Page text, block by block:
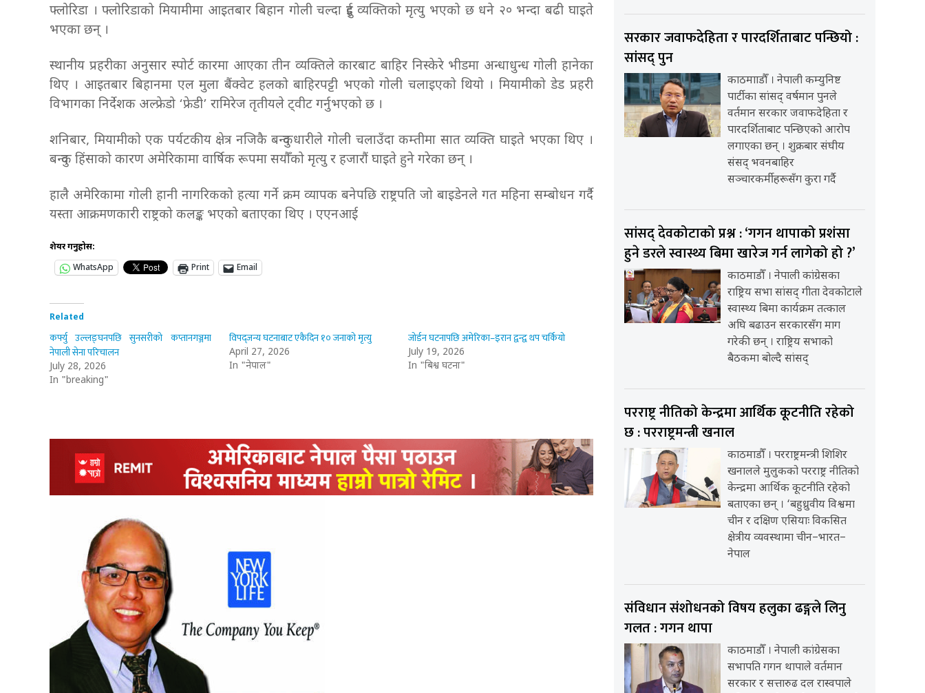
फ्लोरिडा । फ्लोरिडाको मियामीमा आइतबार बिहान गोली चल्दा दुई व्यक्तिको मृत्यु भएको छ धने २० भन्दा बढी घाइते
भएका छन् ।
स्थानीय प्रहरीका अनुसार स्पोर्ट कारमा आएका तीन व्यक्तिले कारबाट बाहिर निस्केरे भीडमा अन्धाधुन्ध गोली हानेका
थिए । आइतबार बिहानमा एल मुला बैंक्वेट हलको बाहिरपट्टी भएको गोली चलाइएको थियो । मियामीको डेड प्रहरी
विभागका निर्देशक अल्फ्रेडो ‘फ्रेडी’ रामिरेज तृतीयले ट्वीट गर्नुभएको छ ।
शनिबार, मियामीको एक पर्यटकीय क्षेत्र नजिकै बन्दुकधारीले गोली चलाउँदा कम्तीमा सात व्यक्ति घाइते भएका थिए ।
बन्दुक हिंसाको कारण अमेरिकामा वार्षिक रूपमा सयौँको मृत्यु र हजारौं घाइते हुने गरेका छन् ।
हालै अमेरिकामा गोली हानी नागरिकको हत्या गर्ने क्रम व्यापक बनेपछि राष्ट्रपति जो बाइडेनले गत महिना सम्बोधन गर्दै
यस्ता आक्रमणकारी राष्ट्रको कलङ्क भएको बताएका थिए । एएनआई
शेयर गर्नुहोस:
WhatsApp
Print Email
Related
कर्फ्यु उल्लङ्घनपछि सुनसरीको कप्तानगञ्जमा
नेपाली सेना परिचालन
July 28, 2026
In "breaking"
विपद्जन्य घटनाबाट एकैदिन १० जनाको मृत्यु
April 27, 2026
In "नेपाल"
जोर्डन घटनापछि अमेरिका–इरान द्वन्द्व थप चर्कियो
July 19, 2026
In "बिश्व घटना"
सरकार जवाफदेहिता र पारदर्शिताबाट पन्छियो :
सांसद् पुन
काठमााडौँ । नेपाली कम्युनिष्ट
पार्टीका सांसद् वर्षमान पुनले
वर्तमान सरकार जवाफदेहिता र
पारदर्शिताबाट पन्छिएको आरोप
लगाएका छन् । शुक्रबार संघीय
संसद् भवनबाहिर
सञ्चारकर्मीहरूसँग कुरा गर्दै
सांसद् देवकोटाको प्रश्न : ‘गगन थापाको प्रशंसा
हुने डरले स्वास्थ्य बिमा खारेज गर्न लागेको हो ?’
काठमाडौँ । नेपाली कांग्रेसका
राष्ट्रिय सभा सांसद् गीता देवकोटाले
स्वास्थ्य बिमा कार्यक्रम तत्काल
अघि बढाउन सरकारसँग माग
गरेकी छन् । राष्ट्रिय सभाको
बैठकमा बोल्दै सांसद्
परराष्ट्र नीतिको केन्द्रमा आर्थिक कूटनीति रहेको
छ : परराष्ट्रमन्त्री खनाल
काठमाडौँ । परराष्ट्रमन्त्री शिशिर
खनालले मुलुकको परराष्ट्र नीतिको
केन्द्रमा आर्थिक कूटनीति रहेको
बताएका छन् । ‘बहुध्रुवीय विश्वमा
चीन र दक्षिण एसियाः विकसित
क्षेत्रीय व्यवस्थामा चीन–भारत–
नेपाल
संविधान संशोधनको विषय हलुका ढङ्गले लिनु
गलत : गगन थापा
काठमाडौँ । नेपाली कांग्रेसका
सभापति गगन थापाले वर्तमान
सरकार र सत्तारुढ दल रास्वपाले